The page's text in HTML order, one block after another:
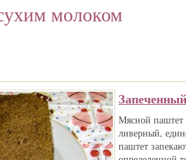
молоком
Мясной паштет
ливерный,
паштет